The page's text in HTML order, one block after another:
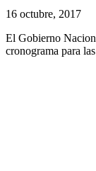
16 octubre, 2017
El Gobierno
cronograma para